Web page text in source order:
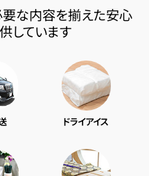
要な内容を揃えた安心
しています
ドライアイス